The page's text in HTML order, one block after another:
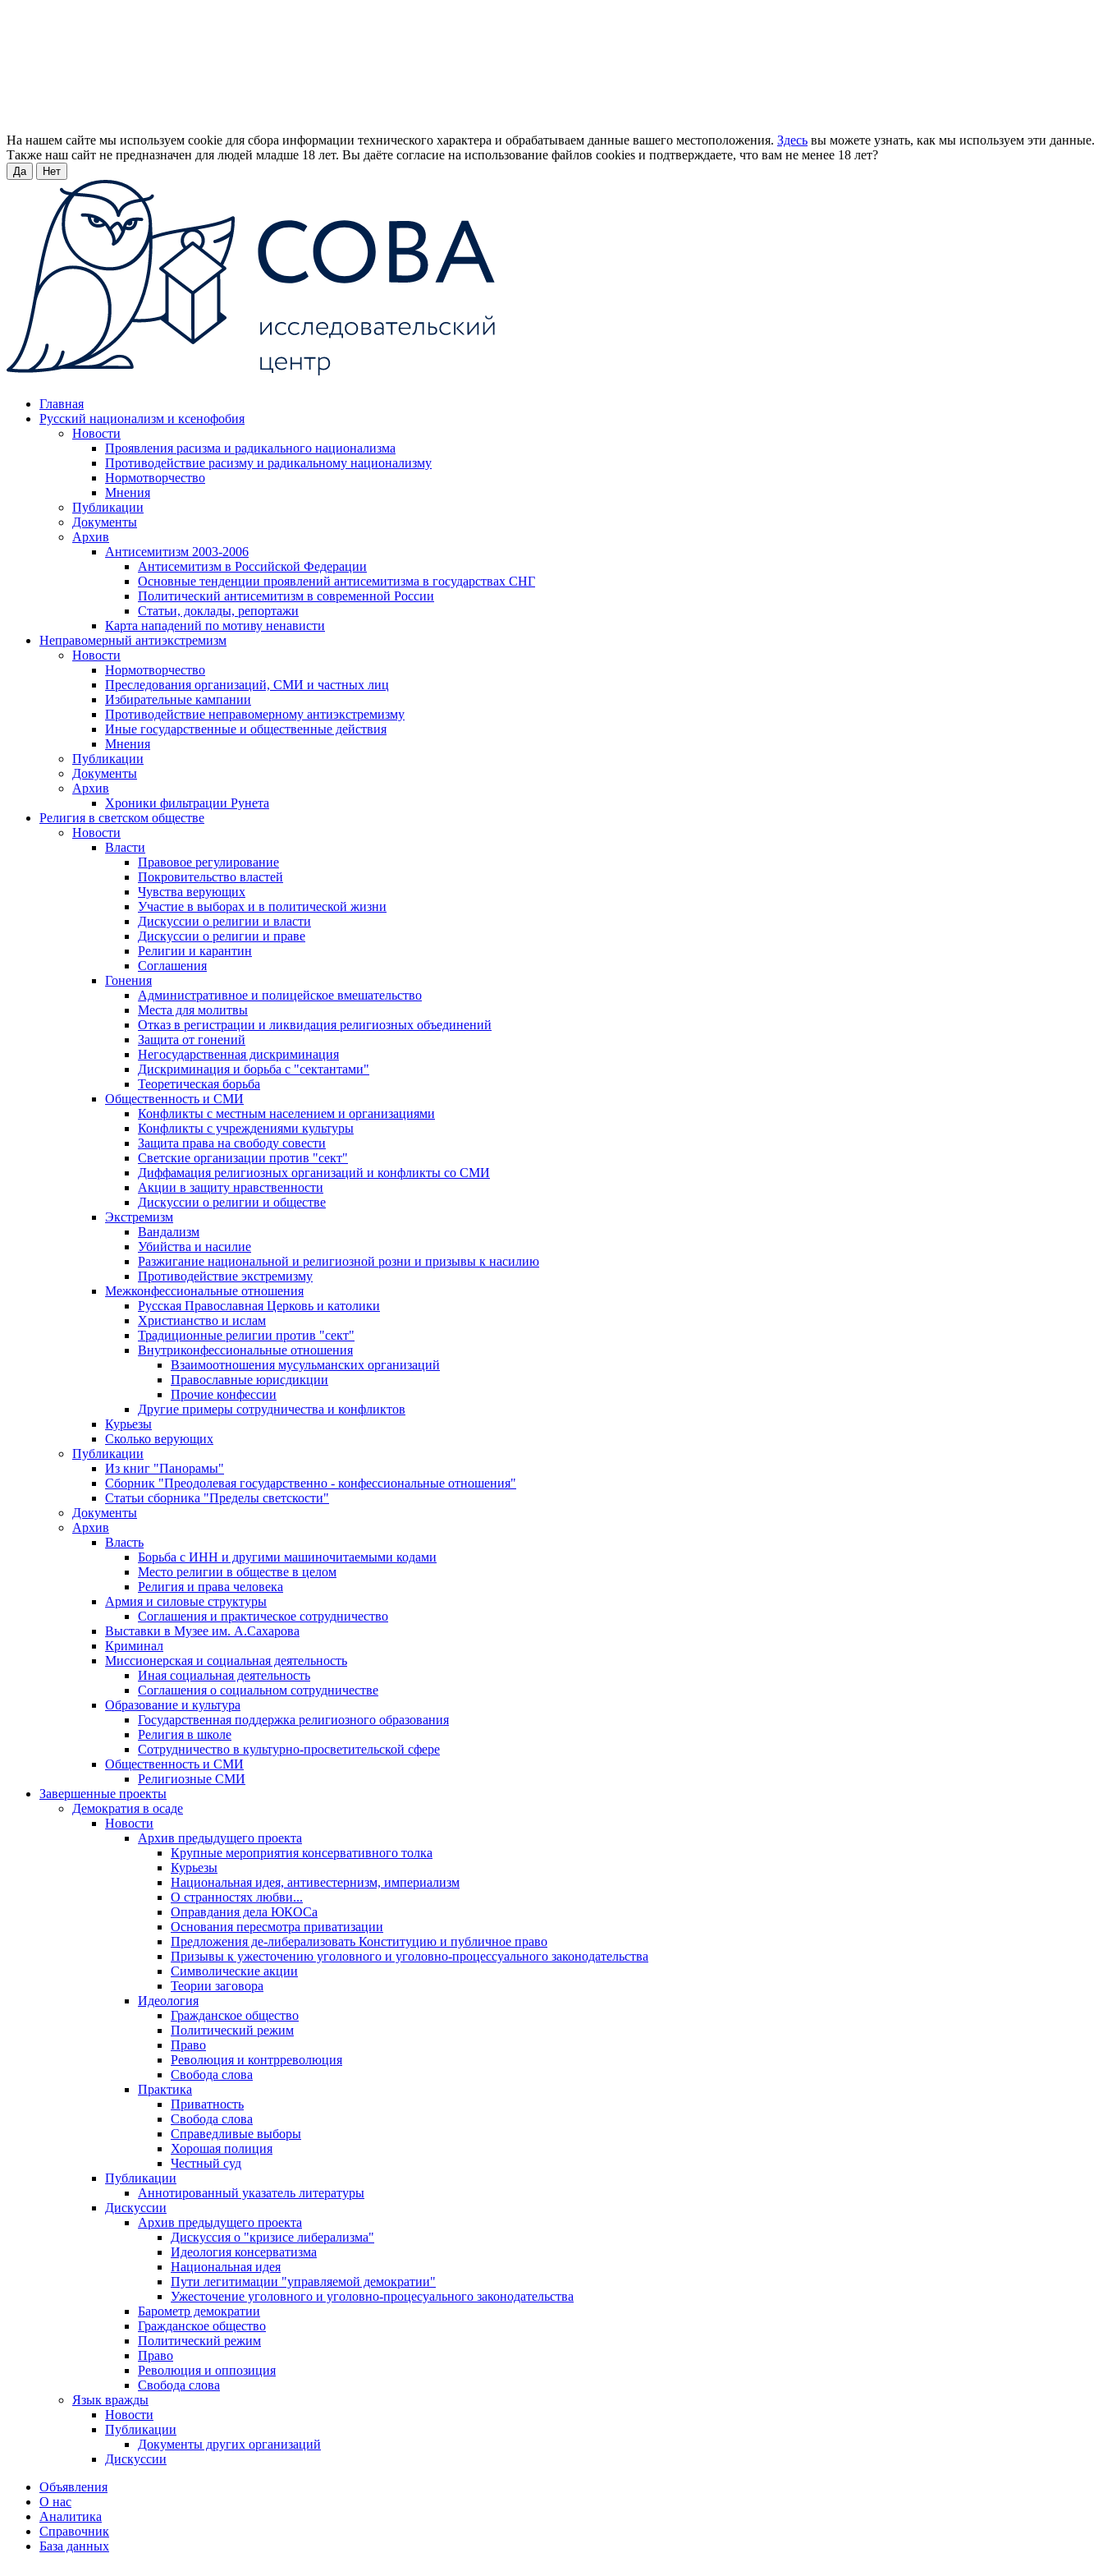
На нашем сайте мы используем cookie для сбора информации технического характера и обрабатываем данные вашего местоположения. Здесь вы можете узнать, как мы используем эти данные.
Также наш сайт не предназначен для людей младше 18 лет. Вы даёте согласие на использование файлов cookies и подтверждаете, что вам не менее 18 лет?
Да Нет
Главная
Русский национализм и ксенофобия
Новости
Проявления расизма и радикального национализма
Противодействие расизму и радикальному национализму
Нормотворчество
Мнения
Публикации
Документы
Архив
Антисемитизм 2003-2006
Антисемитизм в Российской Федерации
Основные тенденции проявлений антисемитизма в государствах СНГ
Политический антисемитизм в современной России
Статьи, доклады, репортажи
Карта нападений по мотиву ненависти
Неправомерный антиэкстремизм
Новости
Нормотворчество
Преследования организаций, СМИ и частных лиц
Избирательные кампании
Противодействие неправомерному антиэкстремизму
Иные государственные и общественные действия
Мнения
Публикации
Документы
Архив
Хроники фильтрации Рунета
Религия в светском обществе
Новости
Власти
Правовое регулирование
Покровительство властей
Чувства верующих
Участие в выборах и в политической жизни
Дискуссии о религии и власти
Дискуссии о религии и праве
Религии и карантин
Соглашения
Гонения
Административное и полицейское вмешательство
Места для молитвы
Отказ в регистрации и ликвидация религиозных объединений
Защита от гонений
Негосударственная дискриминация
Дискриминация и борьба с "сектантами"
Теоретическая борьба
Общественность и СМИ
Конфликты с местным населением и организациями
Конфликты с учреждениями культуры
Защита права на свободу совести
Светские организации против "сект"
Диффамация религиозных организаций и конфликты со СМИ
Акции в защиту нравственности
Дискуссии о религии и обществе
Экстремизм
Вандализм
Убийства и насилие
Разжигание национальной и религиозной розни и призывы к насилию
Противодействие экстремизму
Межконфессиональные отношения
Русская Православная Церковь и католики
Христианство и ислам
Традиционные религии против "сект"
Внутриконфессиональные отношения
Взаимоотношения мусульманских организаций
Православные юрисдикции
Прочие конфессии
Другие примеры сотрудничества и конфликтов
Курьезы
Сколько верующих
Публикации
Из книг "Панорамы"
Сборник "Преодолевая государственно - конфессиональные отношения"
Статьи сборника "Пределы светскости"
Документы
Архив
Власть
Борьба с ИНН и другими машиночитаемыми кодами
Место религии в обществе в целом
Религия и права человека
Армия и силовые структуры
Соглашения и практическое сотрудничество
Выставки в Музее им. А.Сахарова
Криминал
Миссионерская и социальная деятельность
Иная социальная деятельность
Соглашения о социальном сотрудничестве
Образование и культура
Государственная поддержка религиозного образования
Религия в школе
Сотрудничество в культурно-просветительской сфере
Общественность и СМИ
Религиозные СМИ
Завершенные проекты
Демократия в осаде
Новости
Архив предыдущего проекта
Крупные мероприятия консервативного толка
Курьезы
Национальная идея, антивестернизм, империализм
О странностях любви...
Оправдания дела ЮКОСа
Основания пересмотра приватизации
Предложения де-либерализовать Конституцию и публичное право
Призывы к ужесточению уголовного и уголовно-процессуального законодательства
Символические акции
Теории заговора
Идеология
Гражданское общество
Политический режим
Право
Революция и контрреволюция
Свобода слова
Практика
Приватность
Свобода слова
Справедливые выборы
Хорошая полиция
Честный суд
Публикации
Аннотированный указатель литературы
Дискуссии
Архив предыдущего проекта
Дискуссия о "кризисе либерализма"
Идеология консерватизма
Национальная идея
Пути легитимации "управляемой демократии"
Ужесточение уголовного и уголовно-процесуального законодательства
Барометр демократии
Гражданское общество
Политический режим
Право
Революция и оппозиция
Свобода слова
Язык вражды
Новости
Публикации
Документы других организаций
Дискуссии
Объявления
О нас
Аналитика
Справочник
База данных